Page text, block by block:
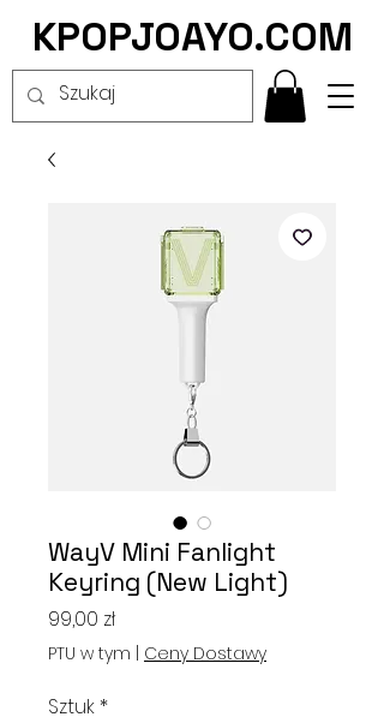
KPOPJOAYO.COM
WayV Mini Fanlight
Keyring (New Light)
99,00 złCena
PTU w tym Ceny Dostawy
Sztuk *